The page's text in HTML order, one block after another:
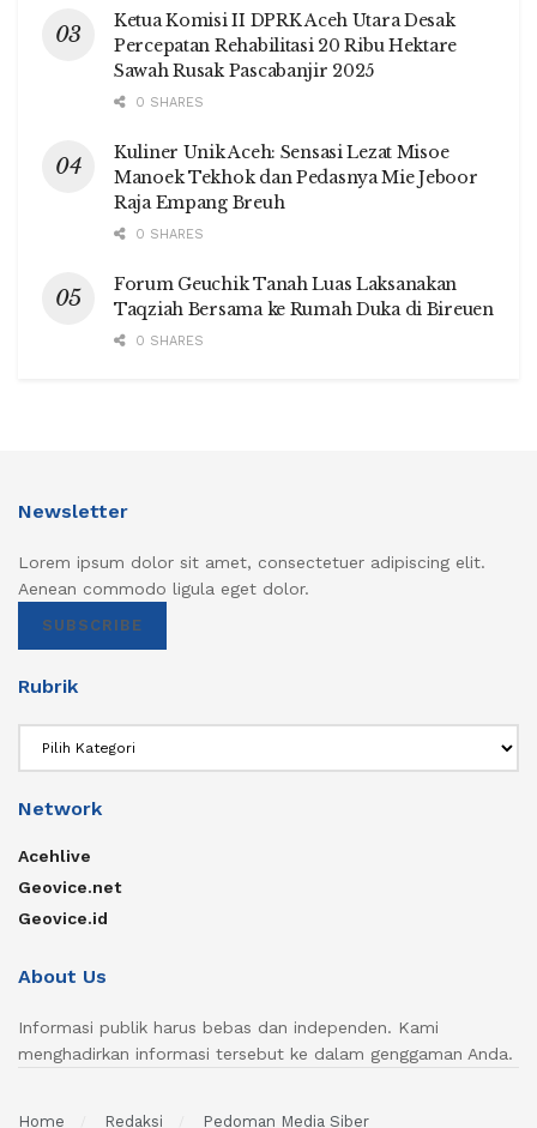
Ketua Komisi II DPRK Aceh Utara Desak
Percepatan Rehabilitasi 20 Ribu Hektare
Sawah Rusak Pascabanjir 2025
0 SHARES
Kuliner Unik Aceh: Sensasi Lezat Misoe
Manoek Tekhok dan Pedasnya Mie Jeboor
Raja Empang Breuh
0 SHARES
Forum Geuchik Tanah Luas Laksanakan
Taqziah Bersama ke Rumah Duka di Bireuen
0 SHARES
Newsletter
Lorem ipsum dolor sit amet, consectetuer adipiscing elit.
Aenean commodo ligula eget dolor.
SUBSCRIBE
Rubrik
Network
Acehlive
Geovice.net
Geovice.id
About Us
Informasi publik harus bebas dan independen. Kami
menghadirkan informasi tersebut ke dalam genggaman Anda.
Home Redaksi Pedoman Media Siber